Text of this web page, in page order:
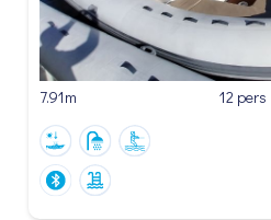
7.91m 12 pers